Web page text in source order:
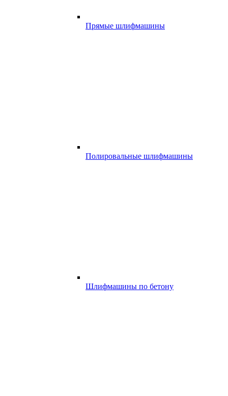
Прямые шлифмашины
Полировальные шлифмашины
Шлифмашины по бетону